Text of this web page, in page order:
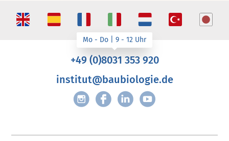
+49 (0)8031 353 920
institut@baubiologie.de